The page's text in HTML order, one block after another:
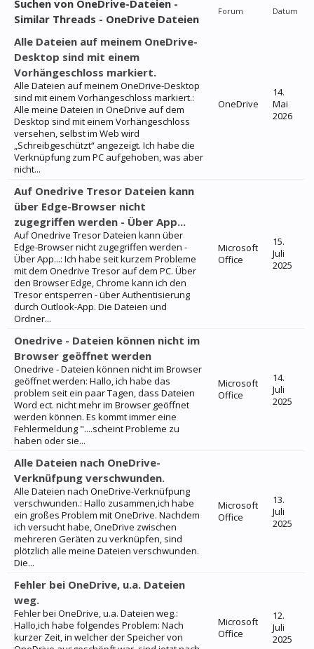
Suchen von OneDrive-Dateien -
Similar Threads - OneDrive Dateien
Forum Datum
Alle Dateien auf meinem OneDrive-
Desktop sind mit einem
Vorhängeschloss markiert.
Alle Dateien auf meinem OneDrive-Desktop
sind mit einem Vorhängeschloss markiert.:
Alle meine Dateien in OneDrive auf dem
Desktop sind mit einem Vorhängeschloss
versehen, selbst im Web wird
„Schreibgeschützt“ angezeigt. Ich habe die
Verknüpfung zum PC aufgehoben, was aber
nicht...
OneDrive
14.
Mai
2026
Auf Onedrive Tresor Dateien kann
über Edge-Browser nicht
zugegriffen werden - Über App...
Auf Onedrive Tresor Dateien kann über
Edge-Browser nicht zugegriffen werden -
Über App...: Ich habe seit kurzem Probleme
mit dem Onedrive Tresor auf dem PC. Über
den Browser Edge, Chrome kann ich den
Tresor entsperren - über Authentisierung
durch Outlook-App. Die Dateien und
Ordner...
Microsoft
Office
15.
Juli
2025
Onedrive - Dateien können nicht im
Browser geöffnet werden
Onedrive - Dateien können nicht im Browser
geöffnet werden: Hallo, ich habe das
problem seit ein paar Tagen, dass Dateien
Word ect. nicht mehr im Browser geöffnet
werden können. Es kommt immer eine
Fehlermeldung "....scheint Probleme zu
haben oder sie...
Microsoft
Office
14.
Juli
2025
Alle Dateien nach OneDrive-
Verknüfpung verschwunden.
Alle Dateien nach OneDrive-Verknüfpung
verschwunden.: Hallo zusammen,ich habe
ein großes Problem mit OneDrive. Nachdem
ich versucht habe, OneDrive zwischen
mehreren Geräten zu verknüpfen, sind
plötzlich alle meine Dateien verschwunden.
Die...
Microsoft
Office
13.
Juli
2025
Fehler bei OneDrive, u.a. Dateien
weg.
Fehler bei OneDrive, u.a. Dateien weg.:
Hallo,ich habe folgendes Problem: Nach
kurzer Zeit, in welcher der Speicher von
Microsoft
Office
12.
Juli
2025